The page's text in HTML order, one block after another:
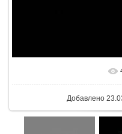
В реальном
Добавлено